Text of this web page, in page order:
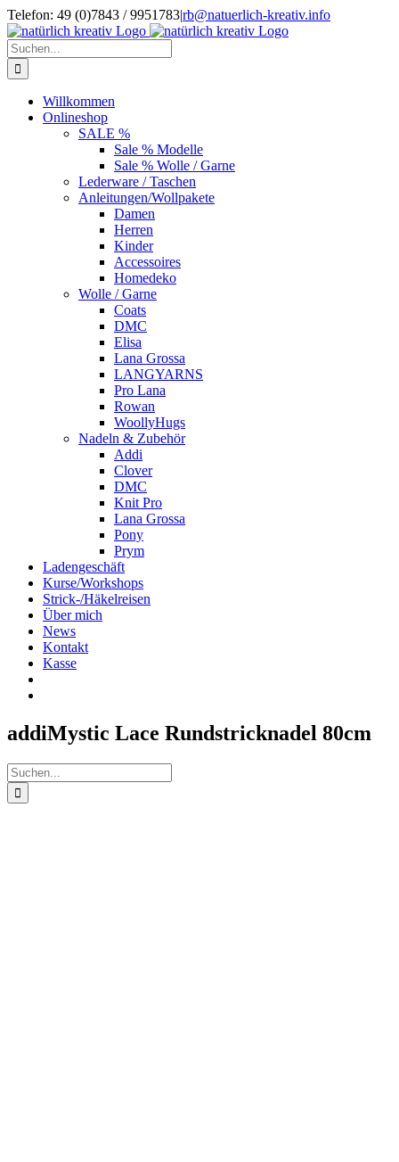
Zum
Inhalt
springen
Telefon: 49 (0)7843 / 9951783|rb@natuerlich-kreativ.info
Suche
nach:
Willkommen
Onlineshop
SALE %
Sale % Modelle
Sale % Wolle / Garne
Lederware / Taschen
Anleitungen/Wollpakete
Damen
Herren
Kinder
Accessoires
Homedeko
Wolle / Garne
Coats
DMC
Elisa
Lana Grossa
LANGYARNS
Pro Lana
Rowan
WoollyHugs
Nadeln & Zubehör
Addi
Clover
DMC
Knit Pro
Lana Grossa
Pony
Prym
Ladengeschäft
Kurse/Workshops
Strick-/Häkelreisen
Über mich
News
Kontakt
Kasse
addiMystic Lace Rundstricknadel 80cm
Suche
nach: